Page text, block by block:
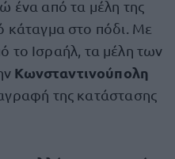
ένα από τα μέλη της
κάταγμα στο πόδι. Με
το Ισραήλ, τα μέλη των
Κωνσταντινούπολη
της κατάστασης